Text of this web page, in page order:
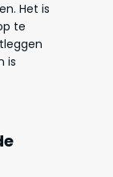
Het is
te
is